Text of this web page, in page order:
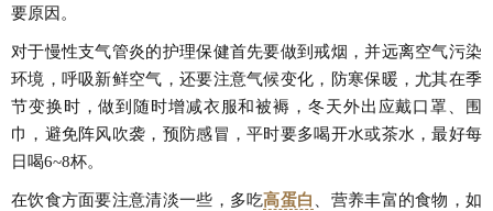
要原因。
对于慢性支气管炎的护理保健首先要做到戒烟，并远离空气污染
环境，呼吸新鲜空气，还要注意气候变化，防寒保暖，尤其在季
节变换时，做到随时增减衣服和被褥，冬天外出应戴口罩、围
巾，避免阵风吹袭，预防感冒，平时要多喝开水或茶水，最好每
日喝6~8杯。
在饮食方面要注意清淡一些，多吃高蛋白 、营养丰富的食物，如